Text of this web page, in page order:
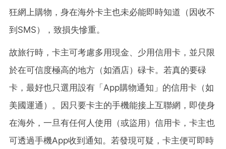
狂網上購物，身在海外卡主也未必能即時知道（因收不
到SMS），致損失慘重。
故旅行時，卡主可考慮多用現金、少用信用卡，並只限
於在可信度極高的地方（如酒店）碌卡。若真的要碌
卡，最好也只選用設有「App購物通知」的信用卡（如
美國運通）。因只要卡主的手機能接上互聯網，即使身
在海外，一旦有任何人使用（或盜用）信用卡，卡主也
可透過手機App收到通知。若發現可疑，卡主便可即時